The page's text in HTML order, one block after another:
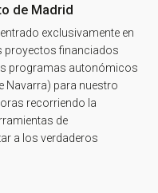
de Madrid
exclusivamente en
proyectos financiados
programas autonómicos
Navarra) para nuestro
recorriendo la
de
a los verdaderos